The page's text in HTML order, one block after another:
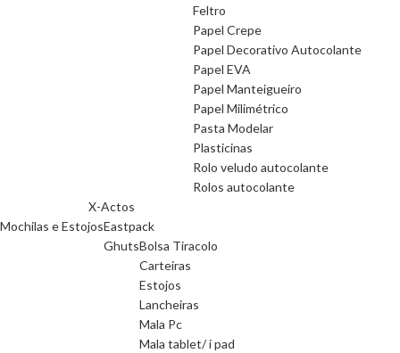
Feltro
Papel Crepe
Papel Decorativo Autocolante
Papel EVA
Papel Manteigueiro
Papel Milimétrico
Pasta Modelar
Plasticinas
Rolo veludo autocolante
Rolos autocolante
X-Actos
Mochilas e EstojosEastpack
GhutsBolsa Tiracolo
Carteiras
Estojos
Lancheiras
Mala Pc
Mala tablet/ i pad